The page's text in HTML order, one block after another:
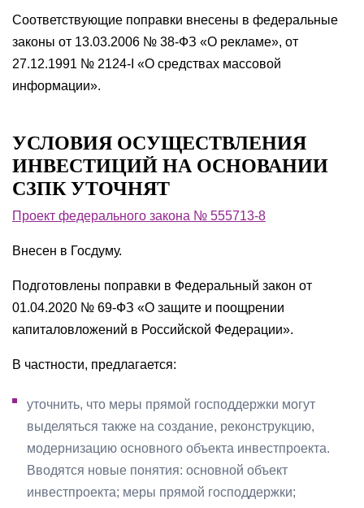
Соответствующие поправки внесены в федеральные
законы от 13.03.2006 № 38-ФЗ «О рекламе», от
27.12.1991 № 2124-I «О средствах массовой
информации».
УСЛОВИЯ ОСУЩЕСТВЛЕНИЯ
ИНВЕСТИЦИЙ НА ОСНОВАНИИ
СЗПК УТОЧНЯТ
Проект федерального закона № 555713-8
Внесен в Госдуму.
Подготовлены поправки в Федеральный закон от
01.04.2020 № 69-ФЗ «О защите и поощрении
капиталовложений в Российской Федерации».
В частности, предлагается:
уточнить, что меры прямой господдержки могут
выделяться также на создание, реконструкцию,
модернизацию основного объекта инвестпроекта.
Вводятся новые понятия: основной объект
инвестпроекта; меры прямой господдержки;